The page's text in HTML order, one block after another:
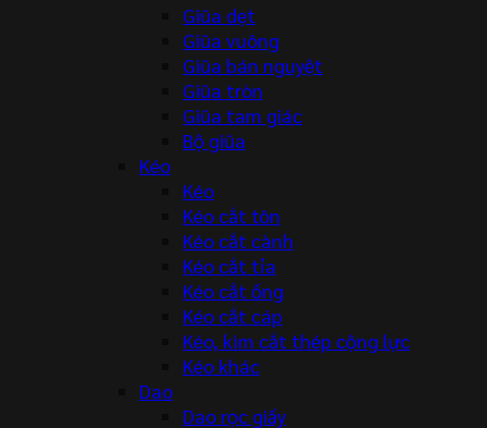
Giũa dẹt
Giũa vuông
Giũa bán nguyệt
Giũa tròn
Giũa tam giác
Bộ giũa
Kéo
Kéo
Kéo cắt tôn
Kéo cắt cành
Kéo cắt tỉa
Kéo cắt ống
Kéo cắt cáp
Kéo, kìm cắt thép cộng lực
Kéo khác
Dao
Dao rọc giấy